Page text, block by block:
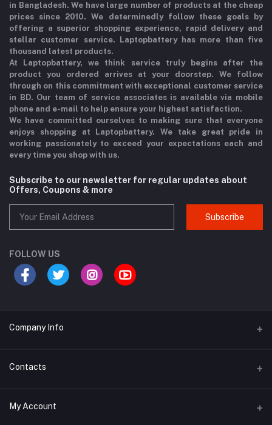
in Bangladesh. We have large number of products at the cheap
prices since 2010. We determinedly follow these goals by
offering a superior shopping experience, rapid delivery and
stellar customer service. Laptopbattery has more than five
thousand latest products.
At Laptopbattery, we think service truly begins after the
product you ordered arrives at your doorstep. We follow
through on this commitment with exceptional customer service
in BD. Our team of service associates is available via mobile
phone and e-mail to help ensure your highest satisfaction.
We have committed ourselves to making sure that everyone
enjoys shopping at Laptopbattery. We take great pride in
working passionately to exceed your expectations each and
every time you shop with us.
Subscribe to our newsletter for regular updates about
Offers, Coupons & more
Subscribe
FOLLOW US
Company Info
Why Buy From Us?
Privacy Policy
Contacts
Address
My Account